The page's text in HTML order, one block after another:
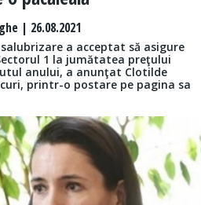
| 26.08.2021
a acceptat să asigure
1 la jumătatea preţului
anului, a anunţat Clotilde
printr-o postare pe pagina sa